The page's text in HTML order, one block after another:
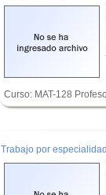
Curso: MAT-128
Trabajo por